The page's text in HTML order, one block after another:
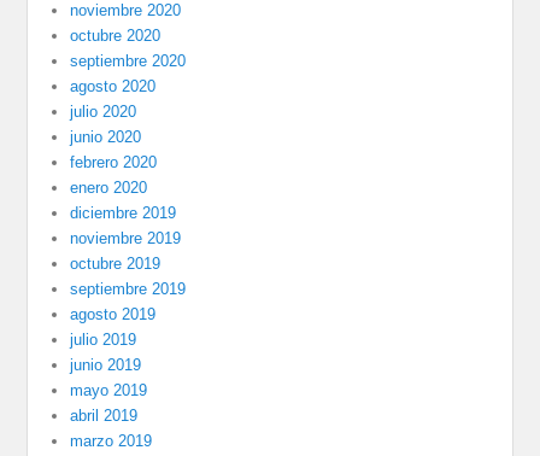
noviembre 2020
octubre 2020
septiembre 2020
agosto 2020
julio 2020
junio 2020
febrero 2020
enero 2020
diciembre 2019
noviembre 2019
octubre 2019
septiembre 2019
agosto 2019
julio 2019
junio 2019
mayo 2019
abril 2019
marzo 2019